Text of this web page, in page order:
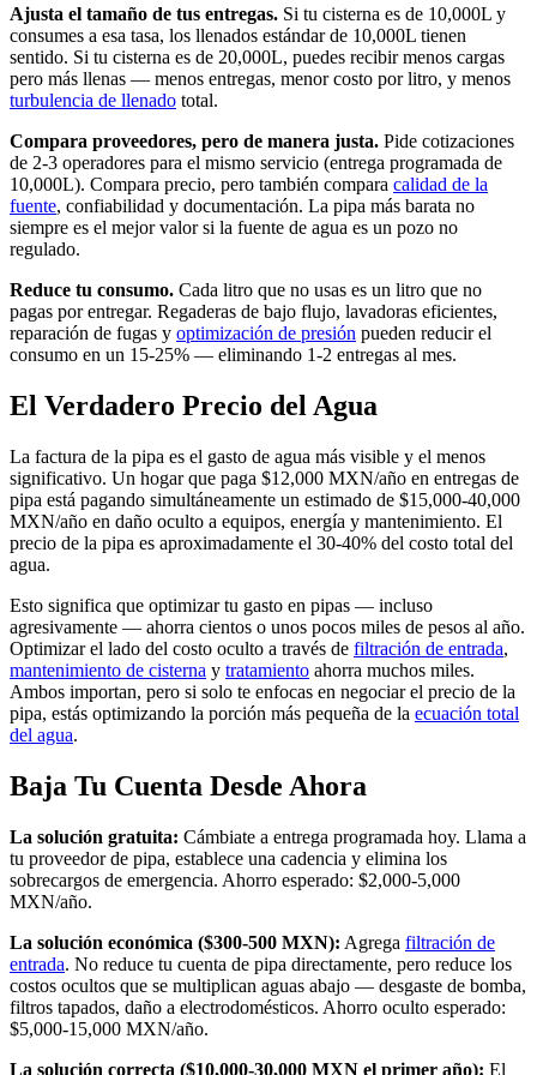
Ajusta el tamaño de tus entregas. Si tu cisterna es de 10,000L y
consumes a esa tasa, los llenados estándar de 10,000L tienen
sentido. Si tu cisterna es de 20,000L, puedes recibir menos cargas
pero más llenas — menos entregas, menor costo por litro, y menos
turbulencia de llenado total.
Compara proveedores, pero de manera justa. Pide cotizaciones
de 2-3 operadores para el mismo servicio (entrega programada de
10,000L). Compara precio, pero también compara calidad de la
fuente, confiabilidad y documentación. La pipa más barata no
siempre es el mejor valor si la fuente de agua es un pozo no
regulado.
Reduce tu consumo. Cada litro que no usas es un litro que no
pagas por entregar. Regaderas de bajo flujo, lavadoras eficientes,
reparación de fugas y optimización de presión pueden reducir el
consumo en un 15-25% — eliminando 1-2 entregas al mes.
El Verdadero Precio del Agua
La factura de la pipa es el gasto de agua más visible y el menos
significativo. Un hogar que paga $12,000 MXN/año en entregas de
pipa está pagando simultáneamente un estimado de $15,000-40,000
MXN/año en daño oculto a equipos, energía y mantenimiento. El
precio de la pipa es aproximadamente el 30-40% del costo total del
agua.
Esto significa que optimizar tu gasto en pipas — incluso
agresivamente — ahorra cientos o unos pocos miles de pesos al año.
Optimizar el lado del costo oculto a través de filtración de entrada,
mantenimiento de cisterna y tratamiento ahorra muchos miles.
Ambos importan, pero si solo te enfocas en negociar el precio de la
pipa, estás optimizando la porción más pequeña de la ecuación total
del agua.
Baja Tu Cuenta Desde Ahora
La solución gratuita: Cámbiate a entrega programada hoy. Llama a
tu proveedor de pipa, establece una cadencia y elimina los
sobrecargos de emergencia. Ahorro esperado: $2,000-5,000
MXN/año.
La solución económica ($300-500 MXN): Agrega filtración de
entrada. No reduce tu cuenta de pipa directamente, pero reduce los
costos ocultos que se multiplican aguas abajo — desgaste de bomba,
filtros tapados, daño a electrodomésticos. Ahorro oculto esperado:
$5,000-15,000 MXN/año.
La solución correcta ($10,000-30,000 MXN el primer año): El